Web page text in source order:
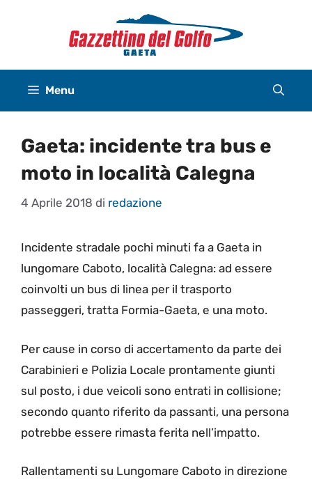
Menu
Gaeta: incidente tra bus e
moto in località Calegna
4 Aprile 2018 di redazione
Incidente stradale pochi minuti fa a Gaeta in
lungomare Caboto, località Calegna: ad essere
coinvolti un bus di linea per il trasporto
passeggeri, tratta Formia-Gaeta, e una moto.
Per cause in corso di accertamento da parte dei
Carabinieri e Polizia Locale prontamente giunti
sul posto, i due veicoli sono entrati in collisione;
secondo quanto riferito da passanti, una persona
potrebbe essere rimasta ferita nell’impatto.
Rallentamenti su Lungomare Caboto in direzione